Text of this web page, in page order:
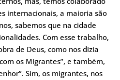
internacionais, a maioria são
sabemos que na cidade
Com esse trabalho,
de Deus, como nos dizia
os Migrantes”, e também,
Sim, os migrantes, nos